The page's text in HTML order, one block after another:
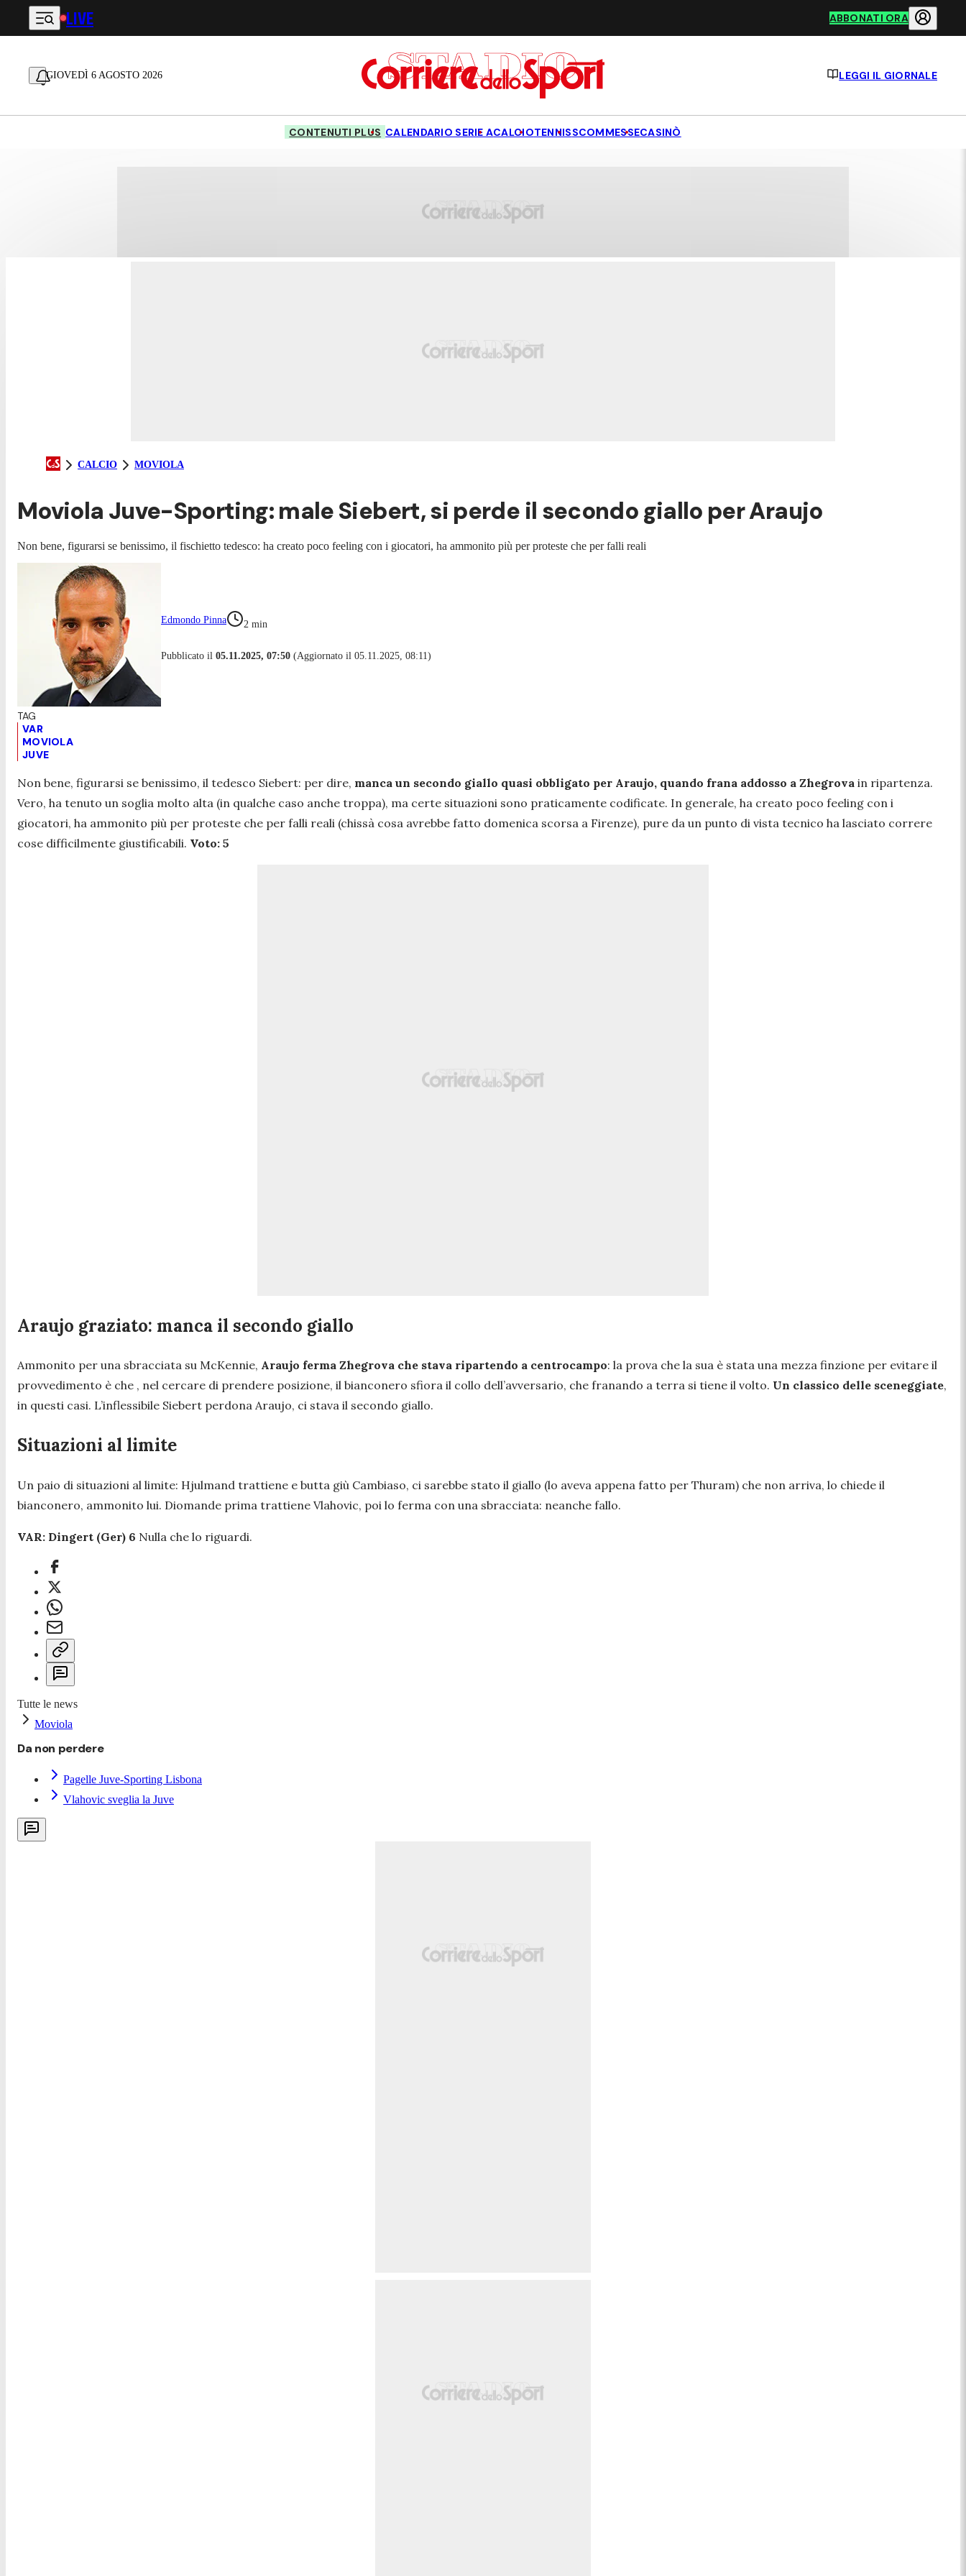
Vai al contenuto principale
LIVE ABBONATI ORA
GIOVEDÌ 6 AGOSTO 2026 LEGGI IL GIORNALE
CONTENUTI PLUS CALENDARIO SERIE ACALCIOTENNISSCOMMESSECASINÒ
CALCIO MOVIOLA
Moviola Juve-Sporting: male Siebert, si perde il secondo giallo per Araujo
Non bene, figurarsi se benissimo, il fischietto tedesco: ha creato poco feeling con i giocatori, ha ammonito più per proteste che per falli reali
Edmondo Pinna 2 min
Pubblicato il 05.11.2025, 07:50 (Aggiornato il 05.11.2025, 08:11)
VAR
MOVIOLA
JUVE
Non bene, figurarsi se benissimo, il tedesco Siebert: per dire, manca un secondo giallo quasi obbligato per Araujo, quando frana addosso a Zhegrova in ripartenza.
Vero, ha tenuto un soglia molto alta (in qualche caso anche troppa), ma certe situazioni sono praticamente codificate. In generale, ha creato poco feeling con i
giocatori, ha ammonito più per proteste che per falli reali (chissà cosa avrebbe fatto domenica scorsa a Firenze), pure da un punto di vista tecnico ha lasciato correre
cose difficilmente giustificabili. Voto: 5
Araujo graziato: manca il secondo giallo
Ammonito per una sbracciata su McKennie, Araujo ferma Zhegrova che stava ripartendo a centrocampo: la prova che la sua è stata una mezza finzione per evitare il
provvedimento è che , nel cercare di prendere posizione, il bianconero sfiora il collo dell’avversario, che franando a terra si tiene il volto. Un classico delle sceneggiate,
in questi casi. L’inflessibile Siebert perdona Araujo, ci stava il secondo giallo.
Situazioni al limite
Un paio di situazioni al limite: Hjulmand trattiene e butta giù Cambiaso, ci sarebbe stato il giallo (lo aveva appena fatto per Thuram) che non arriva, lo chiede il
bianconero, ammonito lui. Diomande prima trattiene Vlahovic, poi lo ferma con una sbracciata: neanche fallo.
VAR: Dingert (Ger) 6 Nulla che lo riguardi.
Tutte le news
Moviola
Da non perdere
Pagelle Juve-Sporting Lisbona
Vlahovic sveglia la Juve